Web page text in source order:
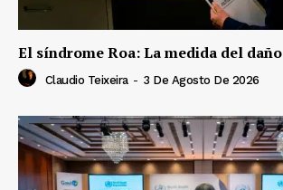
El síndrome Roa: La medida del daño
Claudio Teixeira - 3 De Agosto De 2026